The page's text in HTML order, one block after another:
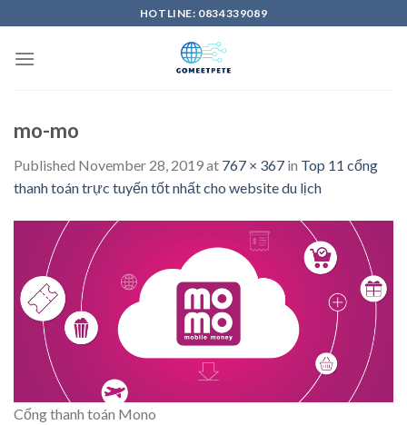
content
HOTLINE: 0834339089
mo-mo
Published November 28, 2019at 767 × 367 in Top 11 cổng
thanh toán trực tuyến tốt nhất cho website du lịch
Cổng thanh toán Mono